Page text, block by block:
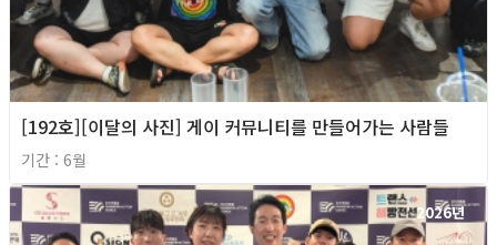
[192호][이달의 사진] 게이 커뮤니티를 만들어가는 사람들
기간 : 6월
2026년